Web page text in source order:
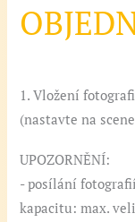
1. Vložení
(nastavte na
UPOZORNĚNÍ:
- posílání
kapacitu: max.